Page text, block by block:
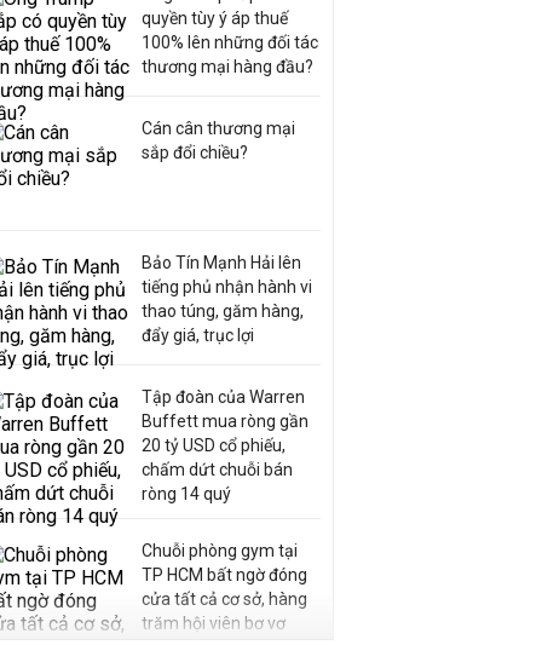
quyền tùy ý áp thuế
100% lên những đối tác
thương mại hàng đầu?
Cán cân thương mại
sắp đổi chiều?
Bảo Tín Mạnh Hải lên
tiếng phủ nhận hành vi
thao túng, găm hàng,
đẩy giá, trục lợi
Tập đoàn của Warren
Buffett mua ròng gần
20 tỷ USD cổ phiếu,
chấm dứt chuỗi bán
ròng 14 quý
Chuỗi phòng gym tại
TP HCM bất ngờ đóng
cửa tất cả cơ sở, hàng
trăm hội viên bơ vơ